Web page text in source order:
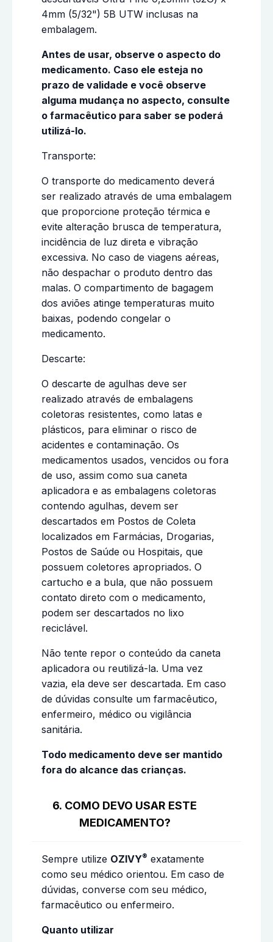
4mm (5/32") 5B UTW inclusas na
embalagem.
Antes de usar, observe o aspecto do
medicamento. Caso ele esteja no
prazo de validade e você observe
alguma mudança no aspecto, consulte
o farmacêutico para saber se poderá
utilizá-lo.
Transporte:
O transporte do medicamento deverá
ser realizado através de uma embalagem
que proporcione proteção térmica e
evite alteração brusca de temperatura,
incidência de luz direta e vibração
excessiva. No caso de viagens aéreas,
não despachar o produto dentro das
malas. O compartimento de bagagem
dos aviões atinge temperaturas muito
baixas, podendo congelar o
medicamento.
Descarte:
O descarte de agulhas deve ser
realizado através de embalagens
coletoras resistentes, como latas e
plásticos, para eliminar o risco de
acidentes e contaminação. Os
medicamentos usados, vencidos ou fora
de uso, assim como sua caneta
aplicadora e as embalagens coletoras
contendo agulhas, devem ser
descartados em Postos de Coleta
localizados em Farmácias, Drogarias,
Postos de Saúde ou Hospitais, que
possuem coletores apropriados. O
cartucho e a bula, que não possuem
contato direto com o medicamento,
podem ser descartados no lixo
reciclável.
Não tente repor o conteúdo da caneta
aplicadora ou reutilizá-la. Uma vez
vazia, ela deve ser descartada. Em caso
de dúvidas consulte um farmacêutico,
enfermeiro, médico ou vigilância
sanitária.
Todo medicamento deve ser mantido
fora do alcance das crianças.
6. COMO DEVO USAR ESTE
MEDICAMENTO?
Sempre utilize OZIVY® exatamente
como seu médico orientou. Em caso de
dúvidas, converse com seu médico,
farmacêutico ou enfermeiro.
Quanto utilizar